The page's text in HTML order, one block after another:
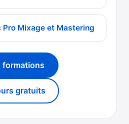
Pro Mixage et Mastering
formations
gratuits